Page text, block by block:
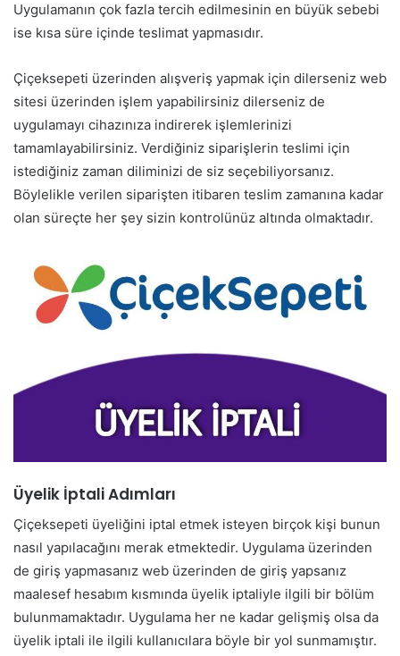
Uygulamanın çok fazla tercih edilmesinin en büyük sebebi
ise kısa süre içinde teslimat yapmasıdır.
Çiçeksepeti üzerinden alışveriş yapmak için dilerseniz web
sitesi üzerinden işlem yapabilirsiniz dilerseniz de
uygulamayı cihazınıza indirerek işlemlerinizi
tamamlayabilirsiniz. Verdiğiniz siparişlerin teslimi için
istediğiniz zaman diliminizi de siz seçebiliyorsanız.
Böylelikle verilen siparişten itibaren teslim zamanına kadar
olan süreçte her şey sizin kontrolünüz altında olmaktadır.
Üyelik İptali Adımları
Çiçeksepeti üyeliğini iptal etmek isteyen birçok kişi bunun
nasıl yapılacağını merak etmektedir. Uygulama üzerinden
de giriş yapmasanız web üzerinden de giriş yapsanız
maalesef hesabım kısmında üyelik iptaliyle ilgili bir bölüm
bulunmamaktadır. Uygulama her ne kadar gelişmiş olsa da
üyelik iptali ile ilgili kullanıcılara böyle bir yol sunmamıştır.